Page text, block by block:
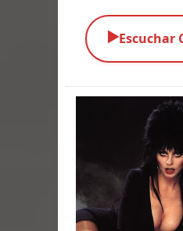
Parte 02: Los
Parte 01:
Parte 02: El
Parte 06:
Parte 05: Los
▶️Escuchar